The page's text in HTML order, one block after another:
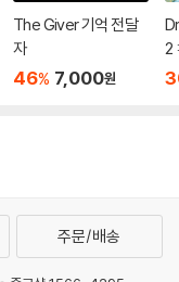
The Giver 기억 전달
자
46% 7,000원
2
주문/배송